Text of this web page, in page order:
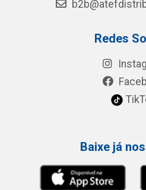
Redes
Baixe já